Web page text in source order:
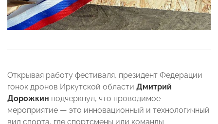
Открывая работу фестиваля, президент Федерации
гонок дронов Иркутской области Дмитрий
Дорожкин подчеркнул, что проводимое
мероприятие — это инновационный и технологичный
вид спорта, где спортсмены или команды